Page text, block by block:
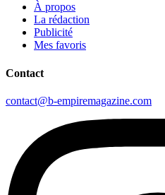
À propos
La rédaction
Publicité
Mes favoris
Contact
contact@b-empiremagazine.com